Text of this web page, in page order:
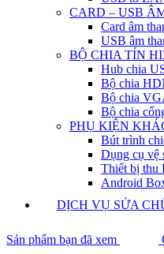
CARD – USB
Card âm
USB âm
BỘ CHIA TÍN
Hub chia
Bộ chia
Bộ chia
Bộ chia
PHỤ KIỆN
Bút trình
Dụng cụ vệ
Thiết bị thu
Android
DỊCH VỤ SỬA
Sản phẩm bạn đã xem